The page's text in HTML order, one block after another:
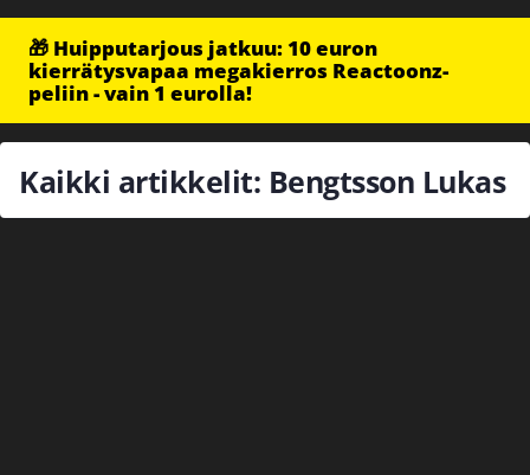
🎁 Huipputarjous jatkuu: 10 euron
kierrätysvapaa megakierros Reactoonz-
peliin - vain 1 eurolla!
Kaikki artikkelit: Bengtsson Lukas